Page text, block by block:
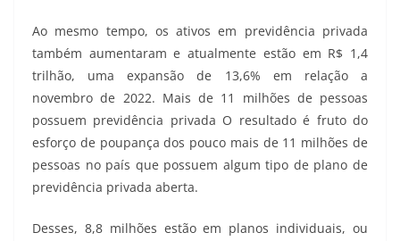
Ao mesmo tempo, os ativos em previdência privada
também aumentaram e atualmente estão em R$ 1,4
trilhão, uma expansão de 13,6% em relação a
novembro de 2022. Mais de 11 milhões de pessoas
possuem previdência privada O resultado é fruto do
esforço de poupança dos pouco mais de 11 milhões de
pessoas no país que possuem algum tipo de plano de
previdência privada aberta.
Desses, 8,8 milhões estão em planos individuais, ou